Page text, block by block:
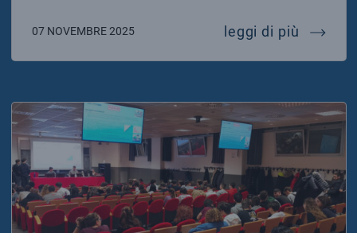
07 NOVEMBRE 2025 leggi di più